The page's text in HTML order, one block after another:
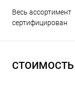
Весь ассортимент
сертифицирован